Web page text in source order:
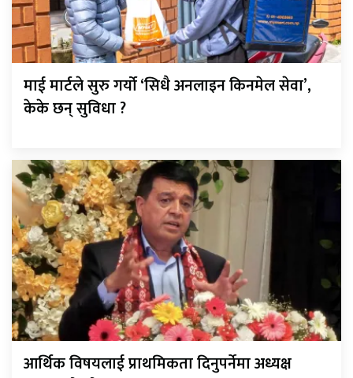
माई मार्टले सुरु गर्यो ‘सिधै अनलाइन किनमेल सेवा’,
केके छन् सुविधा ?
आर्थिक विषयलाई प्राथमिकता दिनुपर्नेमा अध्यक्ष